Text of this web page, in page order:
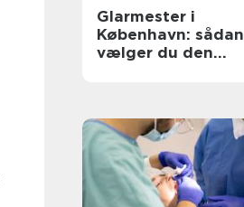
Glarmester i
København: sådan
vælger du den